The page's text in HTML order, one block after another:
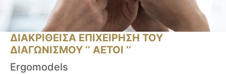
ΔΙΑΚΡΙΘΕΙΣΑ ΕΠΙΧΕΙΡΗΣΗ ΤΟΥ
ΔΙΑΓΩΝΙΣΜΟΥ ‘’ ΑΕΤΟΙ ‘’
Ergomodels